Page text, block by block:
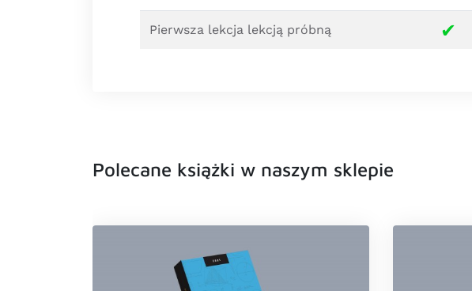
Pierwsza lekcja lekcją próbną ✔
Polecane książki w naszym sklepie